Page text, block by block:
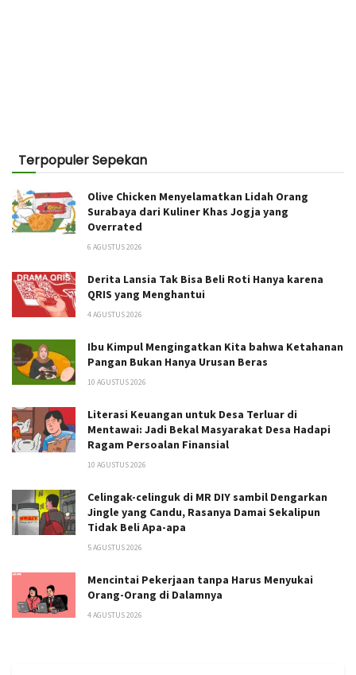
Terpopuler Sepekan
Olive Chicken Menyelamatkan Lidah Orang
Surabaya dari Kuliner Khas Jogja yang
Overrated
6 AGUSTUS 2026
Derita Lansia Tak Bisa Beli Roti Hanya karena
QRIS yang Menghantui
4 AGUSTUS 2026
Ibu Kimpul Mengingatkan Kita bahwa Ketahanan
Pangan Bukan Hanya Urusan Beras
10 AGUSTUS 2026
Literasi Keuangan untuk Desa Terluar di
Mentawai: Jadi Bekal Masyarakat Desa Hadapi
Ragam Persoalan Finansial
10 AGUSTUS 2026
Celingak-celinguk di MR DIY sambil Dengarkan
Jingle yang Candu, Rasanya Damai Sekalipun
Tidak Beli Apa-apa
5 AGUSTUS 2026
Mencintai Pekerjaan tanpa Harus Menyukai
Orang-Orang di Dalamnya
4 AGUSTUS 2026